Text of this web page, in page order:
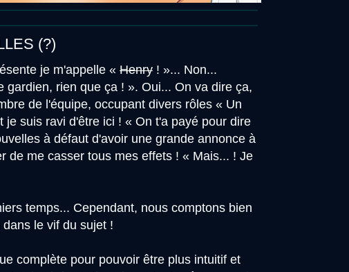
(?)
je m'appelle « Henry ! »... Non...
rien que ça ! ». Oui... On va dire ça,
de l'équipe, occupant divers rôles « Un
suis ravi d'être ici ! « On t'a payé pour dire
à défaut d'avoir une grande annonce à
de me casser tous mes effets ! « Mais... ! Je
temps... Cependant, nous comptons bien
le vif du sujet !
complète pour pouvoir être plus intuitif et